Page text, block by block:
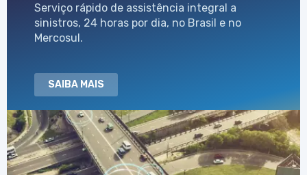
Serviço rápido de assistência integral a
sinistros, 24 horas por dia, no Brasil e no
Mercosul.
SAIBA MAIS